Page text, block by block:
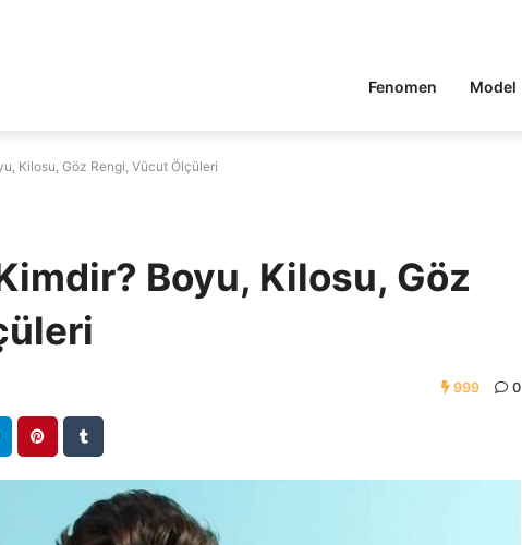
Fenomen Model
Kilosu, Göz Rengi, Vücut Ölçüleri
Boyu, Kilosu, Göz
999 0